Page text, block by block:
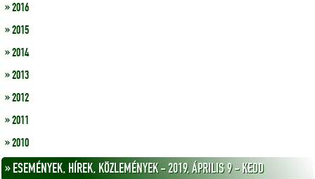
» 2016
» 2015
» 2014
» 2013
» 2012
» 2011
» 2010
» ESEMÉNYEK, HÍREK, KÖZLEMÉNYEK - 2019, ÁPRILIS 9 - KEDD